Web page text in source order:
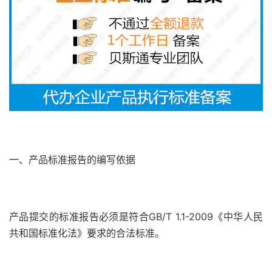
一、产品标准报告的编写依据
产品提交的标准报告必须是符合GB/T 1.1-2009《中华人民
共和国标准化法》要求的合法标准。